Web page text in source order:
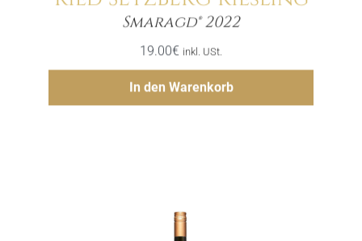
Smaragd® 2022
19.00€ inkl. USt.
In den Warenkorb
Menge
Hinzufügen